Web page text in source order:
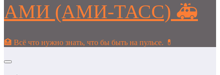
АМИ (АМИ-ТАСС) 🚑
🏥 Всё что нужно знать, что бы быть на пульсе. 💊